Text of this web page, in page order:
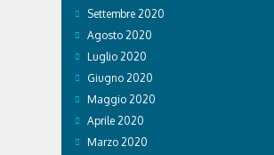
Settembre 2020
Agosto 2020
Luglio 2020
Giugno 2020
Maggio 2020
Aprile 2020
Marzo 2020